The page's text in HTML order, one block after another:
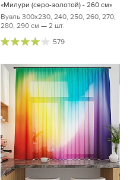
«Милури (серо-золотой) - 260 см»
Вуаль 300х230, 240, 250, 260, 270,
280, 290 см — 2 шт.
579